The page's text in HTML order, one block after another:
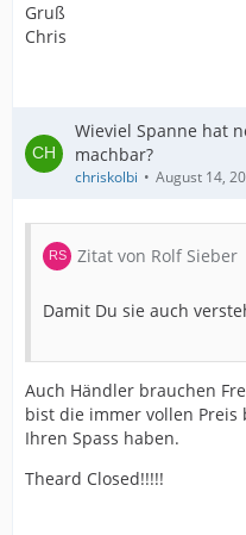
Gruß
Chris
Wieviel Spanne hat
machbar?
chriskolbi August 14,
Zitat von Rolf Sieber
Damit Du sie auch
Auch Händler brauchen
bist die immer vollen
Ihren Spass haben.
Theard Closed!!!!!